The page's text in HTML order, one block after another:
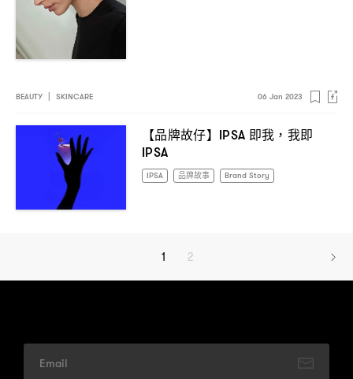
BEAUTY SKINCARE 06 Jan 2023
【品牌故仔】 IPSA 即我 ， 我即
IPSA
IPSA 品牌故事 Brand Story
1 2